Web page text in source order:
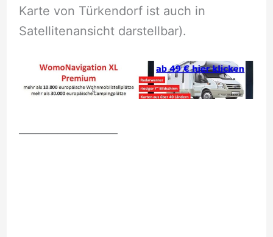
Karte von Türkendorf ist auch in
Satellitenansicht darstellbar).